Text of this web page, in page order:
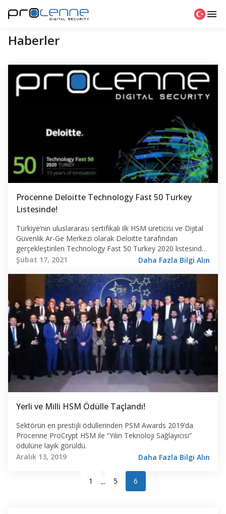
Haberler
Procenne Deloitte Technology Fast 50 Turkey
Listesinde!
Türkiye’nin uluslararası sertifikalı ilk HSM üreticisi ve Dijital
Güvenlik Ar-Ge Merkezi olarak Deloitte tarafından
gerçekleştirilen Technology Fast 50 Turkey 2020 listesinde
ilk 10 arasında yer aldık.
Şubat 17, 2021 Daha Fazla Bilgi Alın
Yerli ve Milli HSM Ödülle Taçlandı!
Sektörün en prestijli ödüllerinden PSM Awards 2019’da
Procenne ProCrypt HSM ile “Yılın Teknoloji Sağlayıcısı”
ödülüne layık görüldü.
Aralık 13, 2019
Daha Fazla Bilgi Alın
1 ... 5 6